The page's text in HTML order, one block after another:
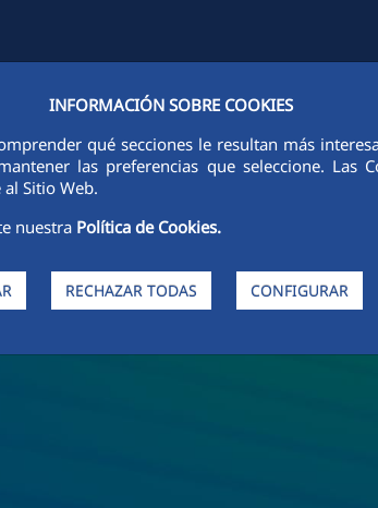
INFORMACIÓN SOBRE COOKIES
qué secciones le resultan más
las preferencias que seleccione. Las
Sitio Web.
nuestra Política de Cookies.
RECHAZAR TODAS CONFIGURAR